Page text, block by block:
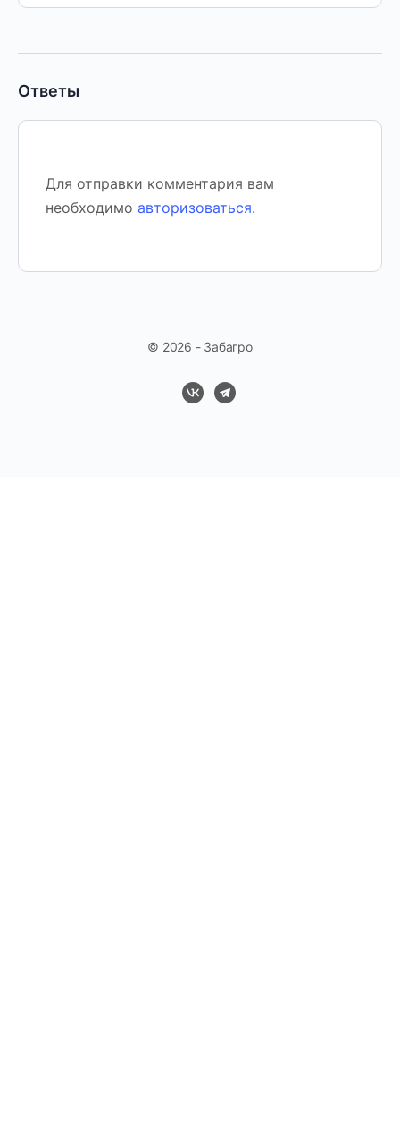
Ответы
Для отправки комментария вам
необходимо авторизоваться.
© 2026 - Забагро